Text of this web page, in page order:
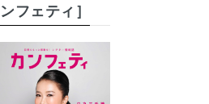
フェティ］